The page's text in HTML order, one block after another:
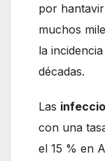
por
muchos
la
décadas.
Las
con una
el 15 % en